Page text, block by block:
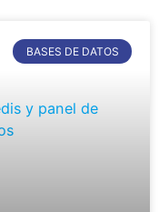
BASES DE DATOS